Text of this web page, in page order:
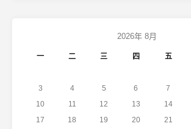
2026年 8月
一 二 三 四 五
3
4 5 6 7
10
11 12 13 14
17
18 19 20 21